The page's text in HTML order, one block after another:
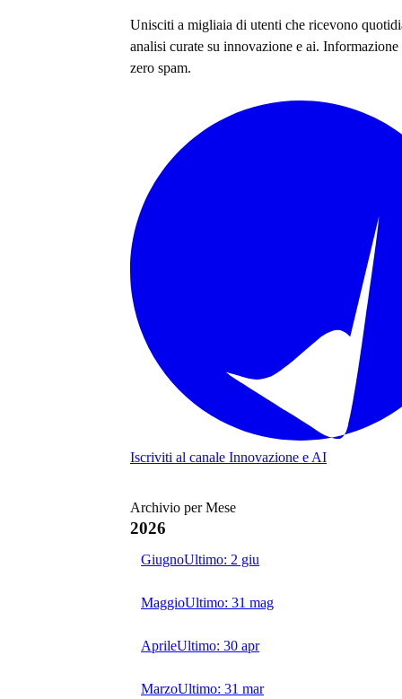
Unisciti a migliaia di utenti che ricevono
analisi curate su innovazione e ai.
zero spam.
Iscriviti al canale Innovazione e AI
Archivio per Mese
2026
GiugnoUltimo: 2 giu
MaggioUltimo: 31 mag
AprileUltimo: 30 apr
MarzoUltimo: 31 mar